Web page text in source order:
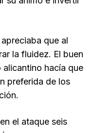
que al
la fluidez. El buen
alicantino hacía que
preferida de los
el ataque seis